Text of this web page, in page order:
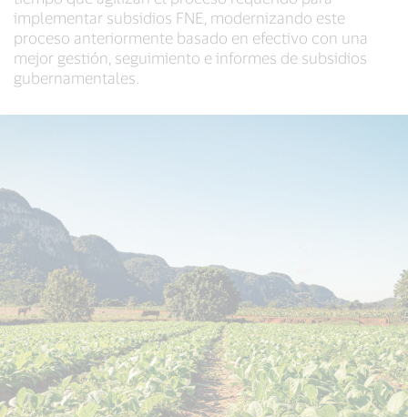
implementar subsidios FNE, modernizando este
proceso anteriormente basado en efectivo con una
mejor gestión, seguimiento e informes de subsidios
gubernamentales.